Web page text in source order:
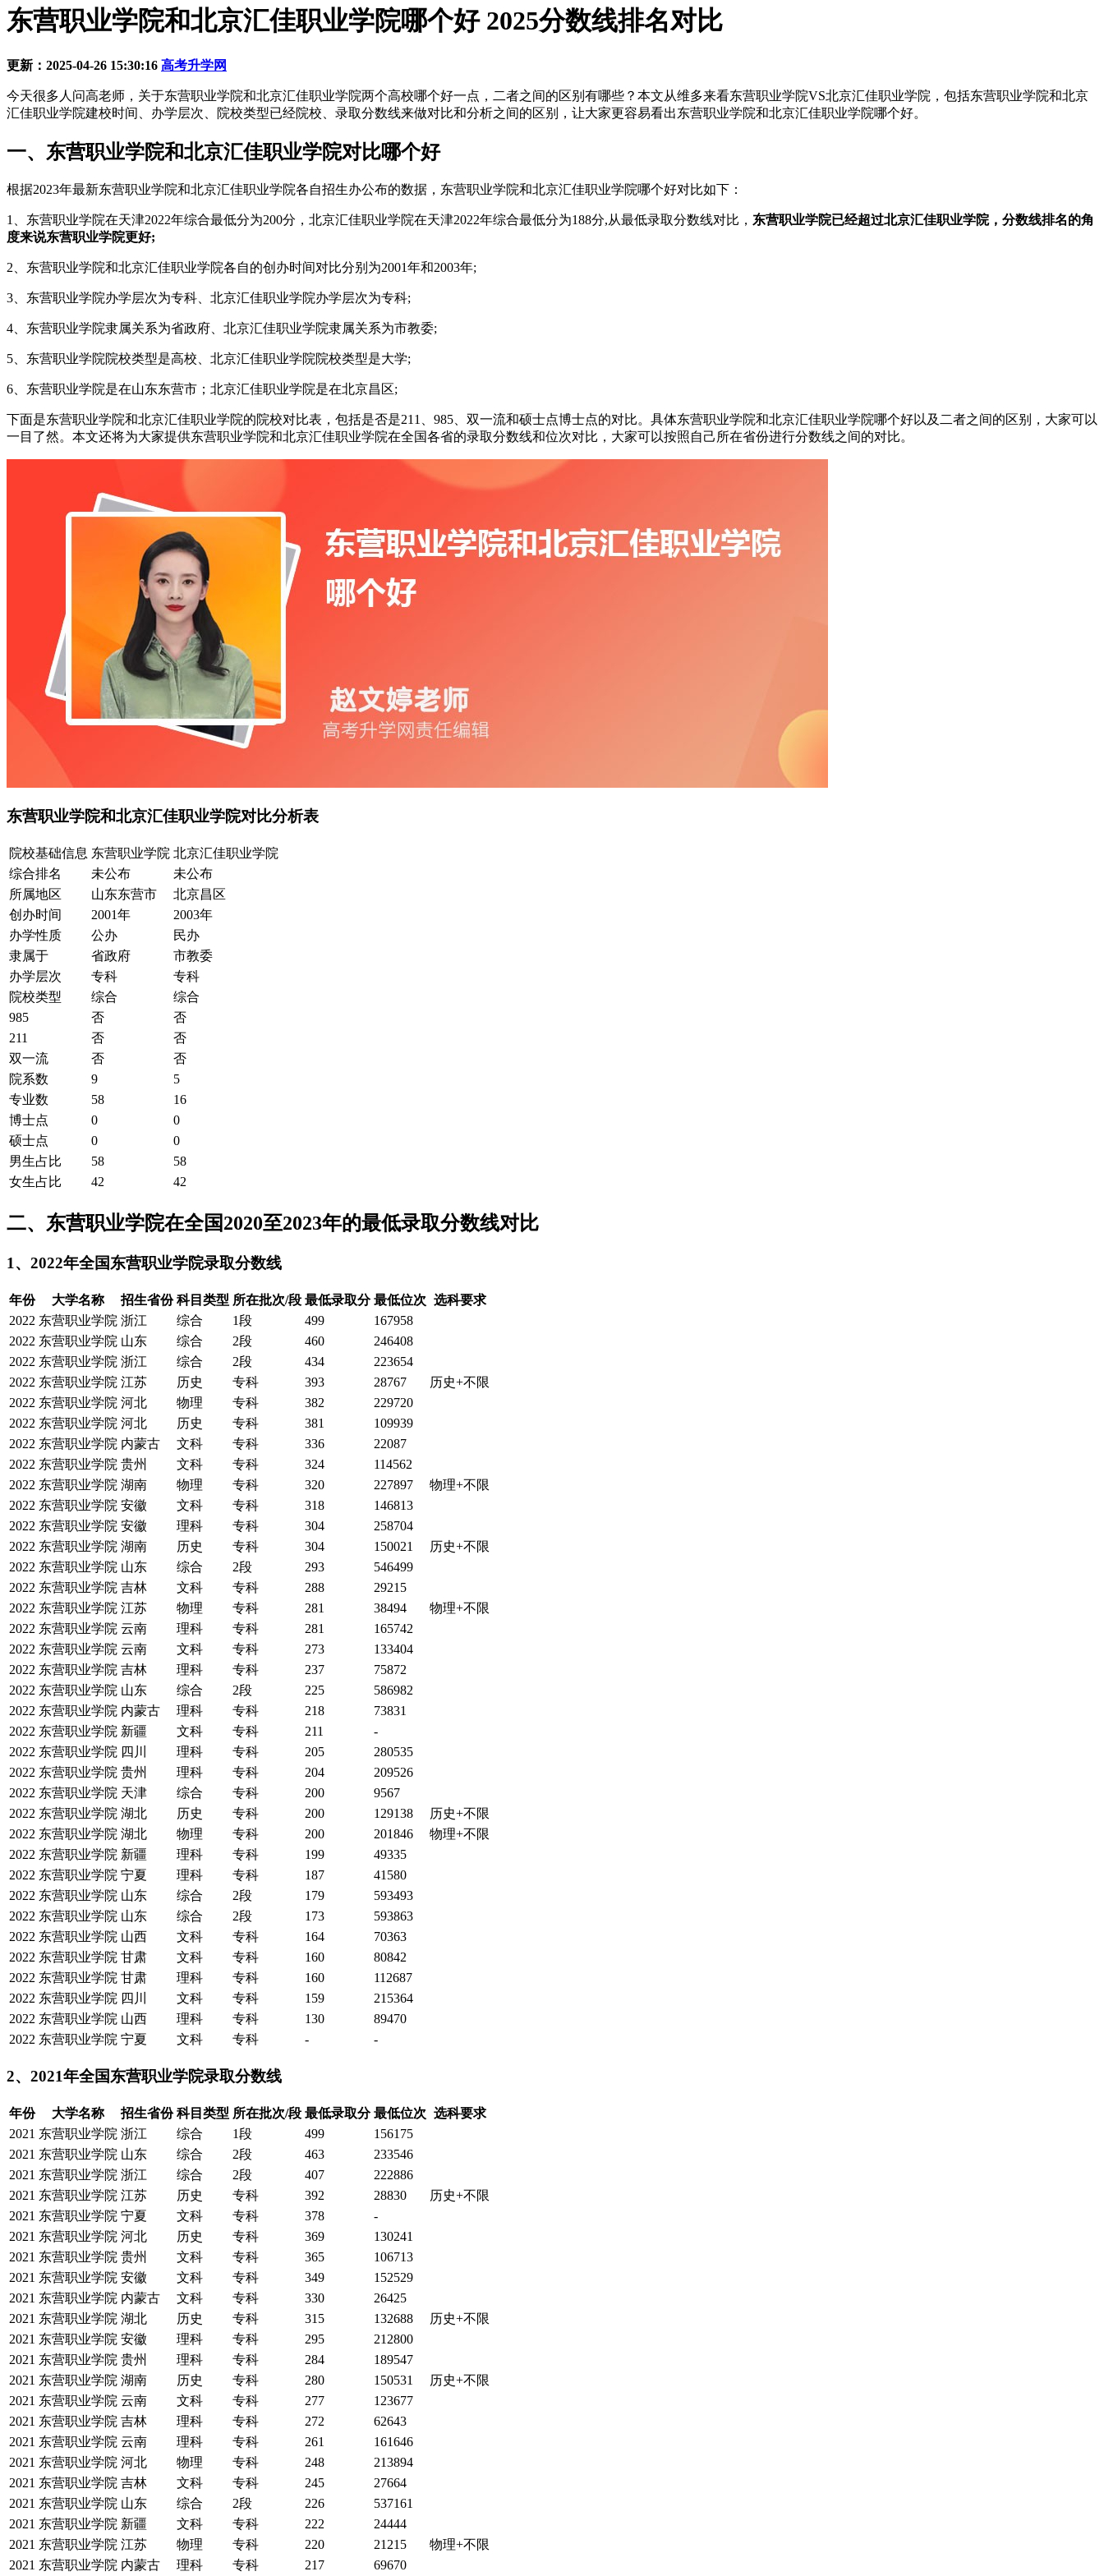
东营职业学院和北京汇佳职业学院哪个好 2025分数线排名对比
更新：2025-04-26 15:30:16 高考升学网
今天很多人问高老师，关于东营职业学院和北京汇佳职业学院两个高校哪个好一点，二者之间的区别有哪些？本文从维多来看东营职业学院VS北京汇佳职业学院，包括东营职业学院和北京
汇佳职业学院建校时间、办学层次、院校类型已经院校、录取分数线来做对比和分析之间的区别，让大家更容易看出东营职业学院和北京汇佳职业学院哪个好。
一、东营职业学院和北京汇佳职业学院对比哪个好
根据2023年最新东营职业学院和北京汇佳职业学院各自招生办公布的数据，东营职业学院和北京汇佳职业学院哪个好对比如下：
1、东营职业学院在天津2022年综合最低分为200分，北京汇佳职业学院在天津2022年综合最低分为188分,从最低录取分数线对比， 东营职业学院已经超过北京汇佳职业学院，分数线排名的角
度来说东营职业学院更好;
2、东营职业学院和北京汇佳职业学院各自的创办时间对比分别为2001年和2003年;
3、东营职业学院办学层次为专科、北京汇佳职业学院办学层次为专科;
4、东营职业学院隶属关系为省政府、北京汇佳职业学院隶属关系为市教委;
5、东营职业学院院校类型是高校、北京汇佳职业学院院校类型是大学;
6、东营职业学院是在山东东营市；北京汇佳职业学院是在北京昌区;
下面是东营职业学院和北京汇佳职业学院的院校对比表，包括是否是211、985、双一流和硕士点博士点的对比。具体东营职业学院和北京汇佳职业学院哪个好以及二者之间的区别，大家可以
一目了然。本文还将为大家提供东营职业学院和北京汇佳职业学院在全国各省的录取分数线和位次对比，大家可以按照自己所在省份进行分数线之间的对比。
东营职业学院和北京汇佳职业学院对比分析表
院校基础信息 东营职业学院 北京汇佳职业学院
综合排名
未公布
未公布
所属地区
山东东营市
北京昌区
创办时间
2001年
2003年
办学性质
公办
民办
隶属于
省政府
市教委
办学层次
专科
专科
院校类型
综合
综合
985
否
否
211
否
否
双一流
否
否
院系数
9
5
专业数
58
16
博士点
0
0
硕士点
0
0
男生占比
58
58
女生占比
42 42
二、东营职业学院在全国2020至2023年的最低录取分数线对比
1、2022年全国东营职业学院录取分数线
年份 大学名称 招生省份 科目类型 所在批次/段 最低录取分 最低位次 选科要求
2022 东营职业学院 浙江 综合 1段 499
167958
2022 东营职业学院 山东 综合 2段 460
246408
2022 东营职业学院 浙江 综合 2段 434
223654
2022 东营职业学院 江苏 历史 专科 393 28767
历史+不限
2022 东营职业学院 河北 物理 专科 382
229720
2022 东营职业学院 河北 历史 专科 381
109939
2022 东营职业学院 内蒙古 文科 专科 336
22087
2022 东营职业学院 贵州 文科 专科 324
114562
2022 东营职业学院 湖南 物理 专科 320 227897
物理+不限
2022 东营职业学院 安徽 文科 专科 318
146813
2022 东营职业学院 安徽 理科 专科 304
258704
2022 东营职业学院 湖南 历史 专科 304 150021
历史+不限
2022 东营职业学院 山东 综合 2段 293
546499
2022 东营职业学院 吉林 文科 专科 288
29215
2022 东营职业学院 江苏 物理 专科 281 38494
物理+不限
2022 东营职业学院 云南 理科 专科 281
165742
2022 东营职业学院 云南 文科 专科 273
133404
2022 东营职业学院 吉林 理科 专科 237
75872
2022 东营职业学院 山东 综合 2段 225
586982
2022 东营职业学院 内蒙古 理科 专科 218
73831
2022 东营职业学院 新疆 文科 专科 211
-
2022 东营职业学院 四川 理科 专科 205
280535
2022 东营职业学院 贵州 理科 专科 204
209526
2022 东营职业学院 天津 综合 专科 200
9567
2022 东营职业学院 湖北 历史 专科 200 129138
历史+不限
2022 东营职业学院 湖北 物理 专科 200 201846
物理+不限
2022 东营职业学院 新疆 理科 专科 199
49335
2022 东营职业学院 宁夏 理科 专科 187
41580
2022 东营职业学院 山东 综合 2段 179
593493
2022 东营职业学院 山东 综合 2段 173
593863
2022 东营职业学院 山西 文科 专科 164
70363
2022 东营职业学院 甘肃 文科 专科 160
80842
2022 东营职业学院 甘肃 理科 专科 160
112687
2022 东营职业学院 四川 文科 专科 159
215364
2022 东营职业学院 山西 理科 专科 130
89470
2022 东营职业学院 宁夏 文科 专科 - -
2、2021年全国东营职业学院录取分数线
年份 大学名称 招生省份 科目类型 所在批次/段 最低录取分 最低位次 选科要求
2021 东营职业学院 浙江 综合 1段 499
156175
2021 东营职业学院 山东 综合 2段 463
233546
2021 东营职业学院 浙江 综合 2段 407
222886
2021 东营职业学院 江苏 历史 专科 392 28830
历史+不限
2021 东营职业学院 宁夏 文科 专科 378
-
2021 东营职业学院 河北 历史 专科 369
130241
2021 东营职业学院 贵州 文科 专科 365
106713
2021 东营职业学院 安徽 文科 专科 349
152529
2021 东营职业学院 内蒙古 文科 专科 330
26425
2021 东营职业学院 湖北 历史 专科 315 132688
历史+不限
2021 东营职业学院 安徽 理科 专科 295
212800
2021 东营职业学院 贵州 理科 专科 284
189547
2021 东营职业学院 湖南 历史 专科 280 150531
历史+不限
2021 东营职业学院 云南 文科 专科 277
123677
2021 东营职业学院 吉林 理科 专科 272
62643
2021 东营职业学院 云南 理科 专科 261
161646
2021 东营职业学院 河北 物理 专科 248
213894
2021 东营职业学院 吉林 文科 专科 245
27664
2021 东营职业学院 山东 综合 2段 226
537161
2021 东营职业学院 新疆 文科 专科 222
24444
2021 东营职业学院 江苏 物理 专科 220 21215
物理+不限
2021 东营职业学院 内蒙古 理科 专科 217 69670